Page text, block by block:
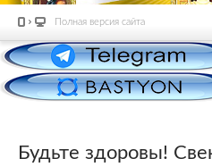
Полная версия сайта
Будьте здоровы!